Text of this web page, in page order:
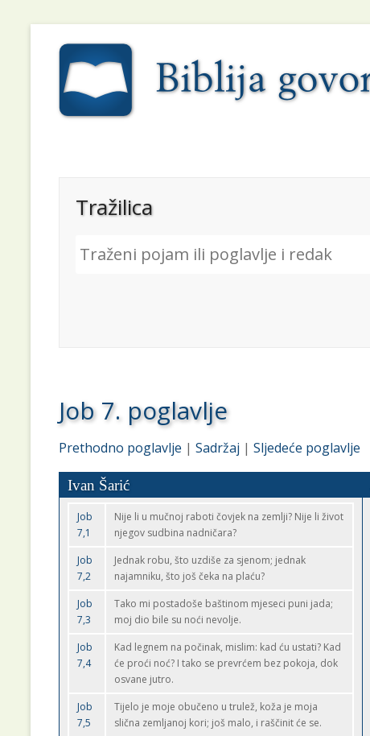
Tražilica
Job 7. poglavlje
Prethodno poglavlje | Sadržaj | Sljedeće poglavlje
Ivan Šarić
Job
7,1
Nije li u mučnoj raboti čovjek na zemlji? Nije li život
njegov sudbina nadničara?
Job
7,2
Jednak robu, što uzdiše za sjenom; jednak
najamniku, što još čeka na plaću?
Job
7,3
Tako mi postadoše baštinom mjeseci puni jada;
moj dio bile su noći nevolje.
Job
7,4
Kad legnem na počinak, mislim: kad ću ustati? Kad
će proći noć? I tako se prevrćem bez pokoja, dok
osvane jutro.
Job
7,5
Tijelo je moje obučeno u trulež, koža je moja
slična zemljanoj kori; još malo, i raščinit će se.